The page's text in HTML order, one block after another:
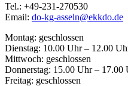
Tel.: +49-231-270530
Email: do-kg-asseln@ekkdo.de
Montag: geschlossen
Dienstag: 10.00 Uhr – 12.00
Mittwoch: geschlossen
Donnerstag: 15.00 Uhr – 17.00
Freitag: geschlossen